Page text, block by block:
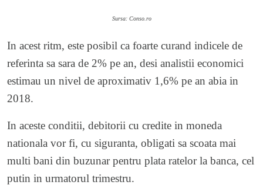
Sursa: Conso.ro
In acest ritm, este posibil ca foarte curand indicele de
referinta sa sara de 2% pe an, desi analistii economici
estimau un nivel de aproximativ 1,6% pe an abia in
2018.
In aceste conditii, debitorii cu credite in moneda
nationala vor fi, cu siguranta, obligati sa scoata mai
multi bani din buzunar pentru plata ratelor la banca, cel
putin in urmatorul trimestru.